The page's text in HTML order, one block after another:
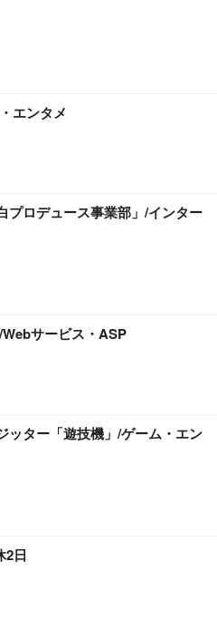
エンタメ
プロデュース事業部」/インター
サービス・ASP
ッター「遊技機」/ゲーム・エン
2日